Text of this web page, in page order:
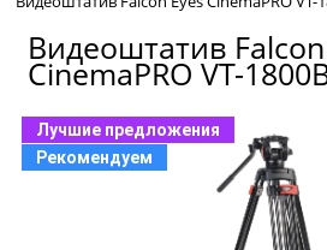
Видеоштатив
CinemaPRO VT-
Лучшие предложения
Рекомендуем